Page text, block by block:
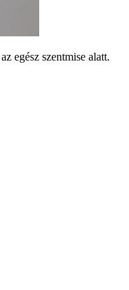
egész szentmise alatt.